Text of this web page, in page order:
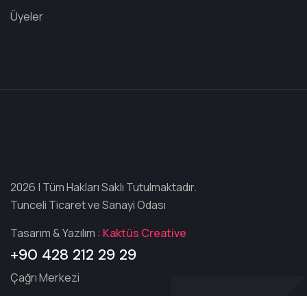
Üyeler
2026 | Tüm Hakları Saklı Tutulmaktadır.
Tunceli Ticaret ve Sanayi Odası
Tasarım & Yazılım : Kaktüs Creative
+90 428 212 29 29
Çağrı Merkezi